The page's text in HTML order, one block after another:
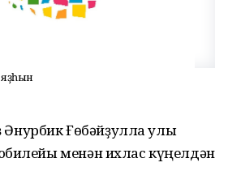
яҙһын
Әнурбик Ғөбәйҙулла улы
менән ихлас күңелдән